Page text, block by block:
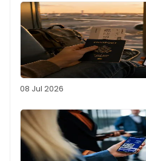
08 Jul 2026